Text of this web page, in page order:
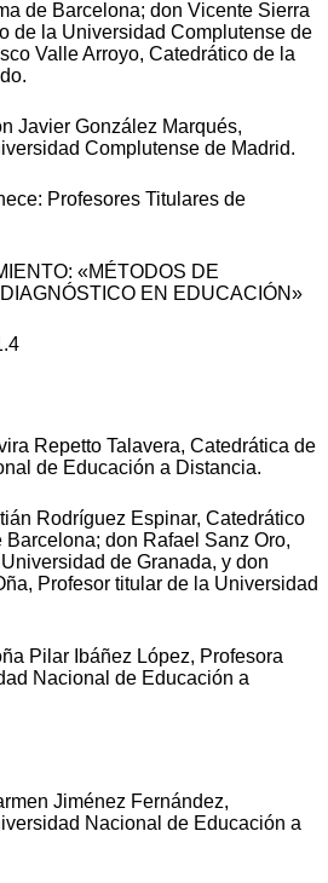
de Barcelona; don Vicente Sierra
de la Universidad Complutense de
Valle Arroyo, Catedrático de la
Javier González Marqués,
Complutense de Madrid.
Profesores Titulares de
«MÉTODOS DE
EN EDUCACIÓN»
Repetto Talavera, Catedrática de
de Educación a Distancia.
Rodríguez Espinar, Catedrático
don Rafael Sanz Oro,
de Granada, y don
Profesor titular de la Universidad
Pilar Ibáñez López, Profesora
Nacional de Educación a
Jiménez Fernández,
Nacional de Educación a